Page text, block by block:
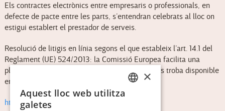
Els contractes electrònics entre empresaris o professionals, en
defecte de pacte entre les parts, s’entendran celebrats al lloc on
estigui establert el prestador de serveis.
Resolució de litigis en línia segons el que estableix l’art. 14.1 del
Reglament (UE) 524/2013: la Comissió Europea facilita una
plataforma de resolució de litigis en línia, que es troba disponible
en l’enllaç següent:
http://ec.europa.eu/consumers/odr/
×
Aquest lloc web utilitza
galetes